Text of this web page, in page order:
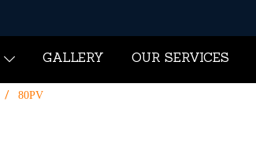
GALLERY OUR SERVICES
80PV